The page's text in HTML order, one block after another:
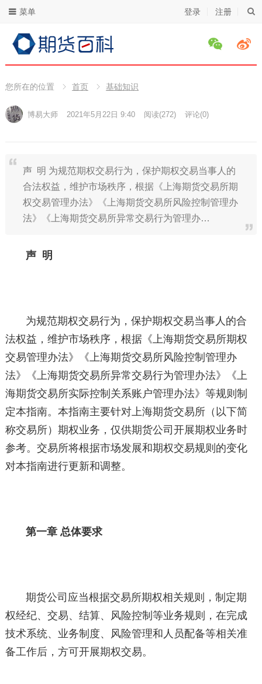
登录 注册
菜单
您所在的位置 首页 基础知识
博易大师 2021年5月22日 9:40 阅读(272) 评论(0)
声 明 为规范期权交易行为，保护期权交易当事人的
合法权益，维护市场秩序，根据《上海期货交易所期
权交易管理办法》《上海期货交易所风险控制管理办
法》《上海期货交易所异常交易行为管理办…
声 明
为规范期权交易行为，保护期权交易当事人的合
法权益，维护市场秩序，根据《上海期货交易所期权
交易管理办法》《上海期货交易所风险控制管理办
法》《上海期货交易所异常交易行为管理办法》《上
海期货交易所实际控制关系账户管理办法》等规则制
定本指南。本指南主要针对上海期货交易所（以下简
称交易所）期权业务，仅供期货公司开展期权业务时
参考。交易所将根据市场发展和期权交易规则的变化
对本指南进行更新和调整。
第一章 总体要求
期货公司应当根据交易所期权相关规则，制定期
权经纪、交易、结算、风险控制等业务规则，在完成
技术系统、业务制度、风险管理和人员配备等相关准
备工作后，方可开展期权交易。